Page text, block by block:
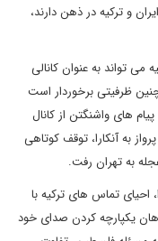
و ترکیه در ذهن دارند،
تواند به عنوان کانالی
ظرفیتی برخوردار است
پیام های واشنگتن از کانال
به آنکارا، توقف کوتاهی
به تهران رفت.
احیای تماس های ترکیه با
یکپارچه کردن صدای خود